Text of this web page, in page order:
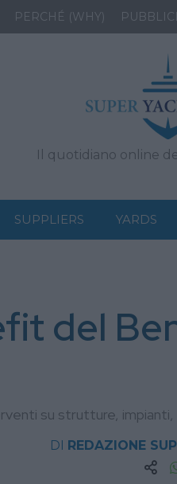
PERCHÉ (WHY)
Il quotidiano online
SUPPLIERS YARDS
del
su strutture,
DI REDAZIONE